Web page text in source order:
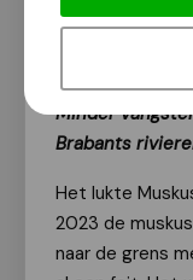
Van onze
29 januari
Minder
Brabants
Het lukte
2023 de
naar de grens